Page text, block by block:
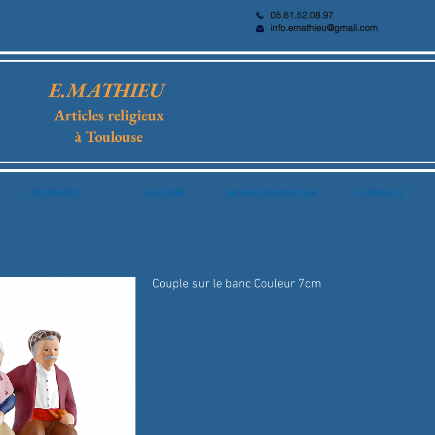
05.61.52.08.97
info.emathieu@gmail.com
E.MATHIEU
Articles religieux
à Toulouse
PRODUITS GALERIE NOUS CONNAITRE CONTACT
Couple sur le banc Couleur 7cm